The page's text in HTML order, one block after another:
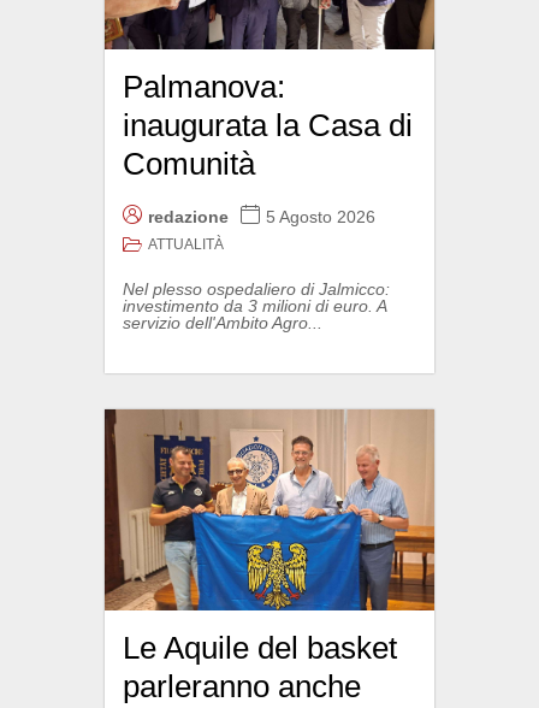
Palmanova:
inaugurata la Casa di
Comunità
redazione 5 Agosto 2026
ATTUALITÀ
Nel plesso ospedaliero di Jalmicco:
investimento da 3 milioni di euro. A
servizio dell'Ambito Agro...
Le Aquile del basket
parleranno anche